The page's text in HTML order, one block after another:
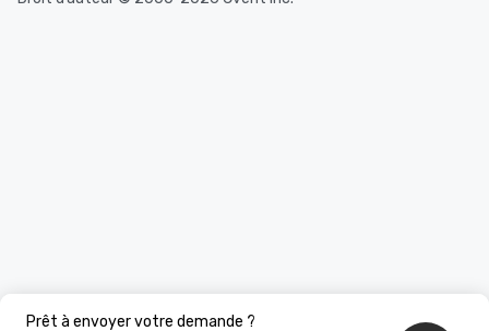
Prêt à envoyer votre demande ?